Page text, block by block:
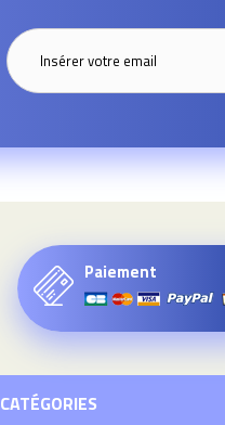
Paiement
CATÉGORIES